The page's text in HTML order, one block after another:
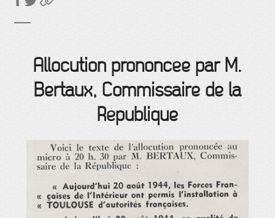
Allocution prononcée par M.
Bertaux, Commissaire de la
République